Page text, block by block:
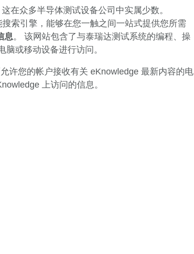
这在众多半导体测试设备公司中实属少数。
索引擎，能够在您一触之间一站式提供您所需
息。 该网站包含了与泰瑞达测试系统的编程、操
或移动设备进行访问。
许您的帐户接收有关 eKnowledge 最新内容的电
上访问的信息。